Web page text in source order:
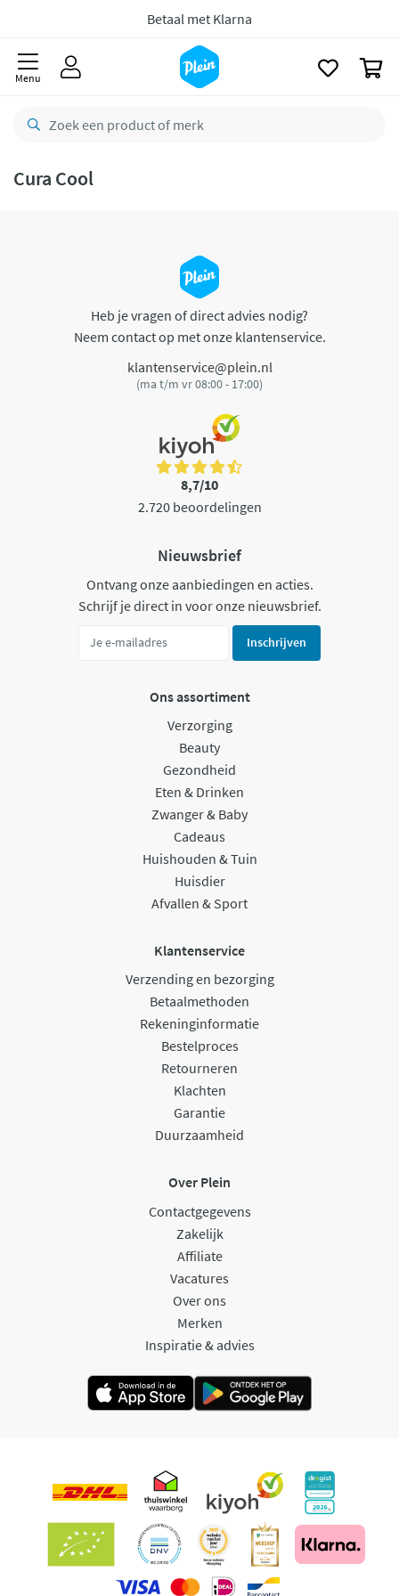
Betaal met Klarna
Menu
Cura Cool
Heb je vragen of direct advies nodig?
Neem contact op met onze klantenservice.
klantenservice@plein.nl
(ma t/m vr 08:00 - 17:00)
8,7/10
2.720 beoordelingen
Nieuwsbrief
Ontvang onze aanbiedingen en acties.
Schrijf je direct in voor onze nieuwsbrief.
Inschrijven
Ons assortiment
Verzorging
Beauty
Gezondheid
Eten & Drinken
Zwanger & Baby
Cadeaus
Huishouden & Tuin
Huisdier
Afvallen & Sport
Klantenservice
Verzending en bezorging
Betaalmethoden
Rekeninginformatie
Bestelproces
Retourneren
Klachten
Garantie
Duurzaamheid
Over Plein
Contactgegevens
Zakelijk
Affiliate
Vacatures
Over ons
Merken
Inspiratie & advies